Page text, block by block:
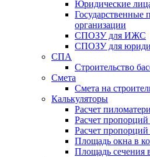
Юридические
Государственные
организации
СПОЗУ для ИЖС
СПОЗУ для
СПА
Строительство
Смета
Смета на
Калькуляторы
Расчет
Расчет пропорций
Расчет пропорций
Площадь окна в
Площадь сечения